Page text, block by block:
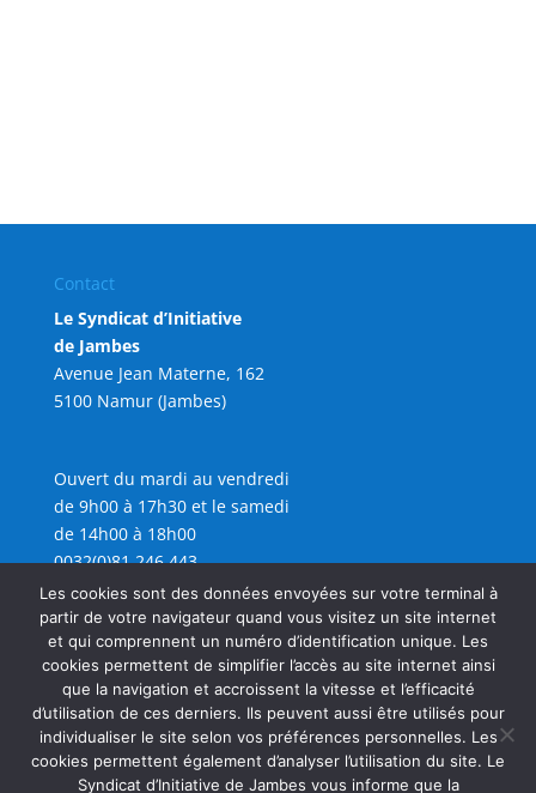
Contact
Le Syndicat d’Initiative
de Jambes
Avenue Jean Materne, 162
5100 Namur (Jambes)
Ouvert du mardi au vendredi
de 9h00 à 17h30 et le samedi
de 14h00 à 18h00
0032(0)81 246 443
info@sijambes.be
Les cookies sont des données envoyées sur votre terminal à
partir de votre navigateur quand vous visitez un site internet
et qui comprennent un numéro d’identification unique. Les
cookies permettent de simplifier l’accès au site internet ainsi
que la navigation et accroissent la vitesse et l’efficacité
d’utilisation de ces derniers. Ils peuvent aussi être utilisés pour
individualiser le site selon vos préférences personnelles. Les
cookies permettent également d’analyser l’utilisation du site. Le
Syndicat d’Initiative de Jambes vous informe que la